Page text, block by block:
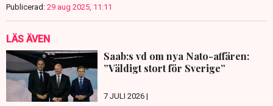
Publicerad: 29 aug 2025, 11:11
LÄS ÄVEN
Saab:s vd om nya Nato-affären:
”Väldigt stort för Sverige”
7 JULI 2026 |